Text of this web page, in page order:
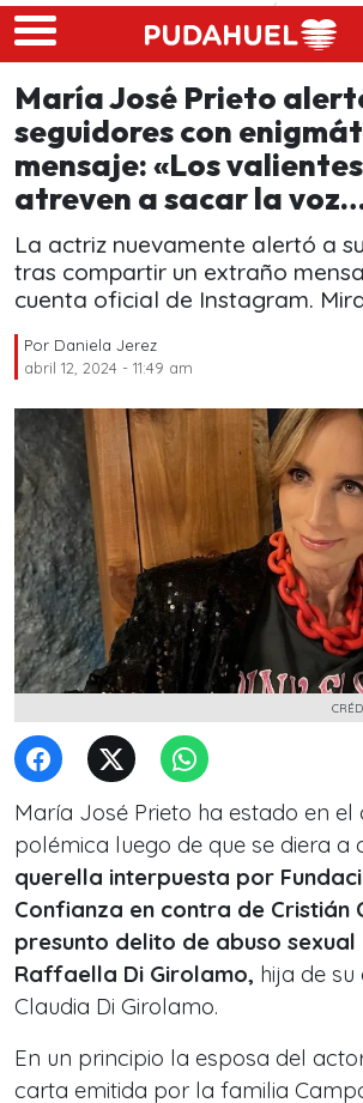
Skip to main content
María José Prieto
seguidores con
mensaje: «Los
atreven a sacar la
La actriz nuevamente alertó a
tras compartir un extraño
cuenta oficial de Instagram.
Por Daniela Jerez
abril 12, 2024 - 11:49 am
María José Prieto ha estado en el
polémica luego de que se diera a
querella interpuesta por
Confianza en contra de Cristián
presunto delito de abuso sexual
Raffaella Di Girolamo, hija de
Claudia Di Girolamo.
En un principio la esposa del
carta emitida por la familia